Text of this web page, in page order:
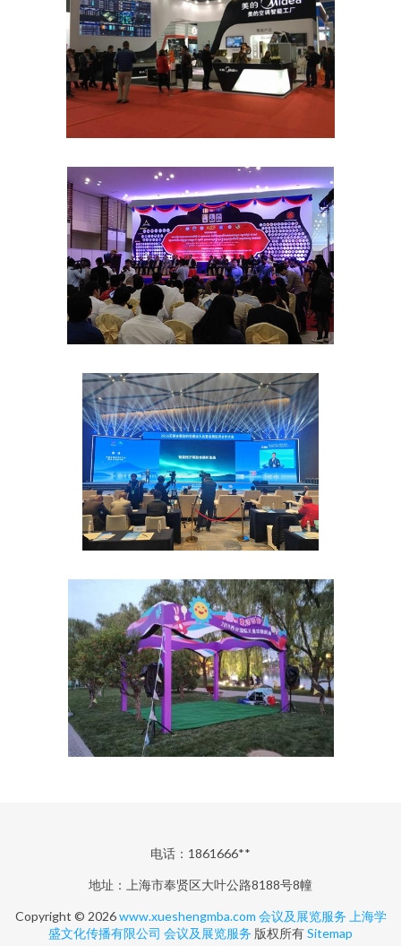
电话：1861666**
地址：上海市奉贤区大叶公路8188号8幢
Copyright © 2026www.xueshengmba.com 会议及展览服务 上海学
盛文化传播有限公司 会议及展览服务 版权所有Sitemap